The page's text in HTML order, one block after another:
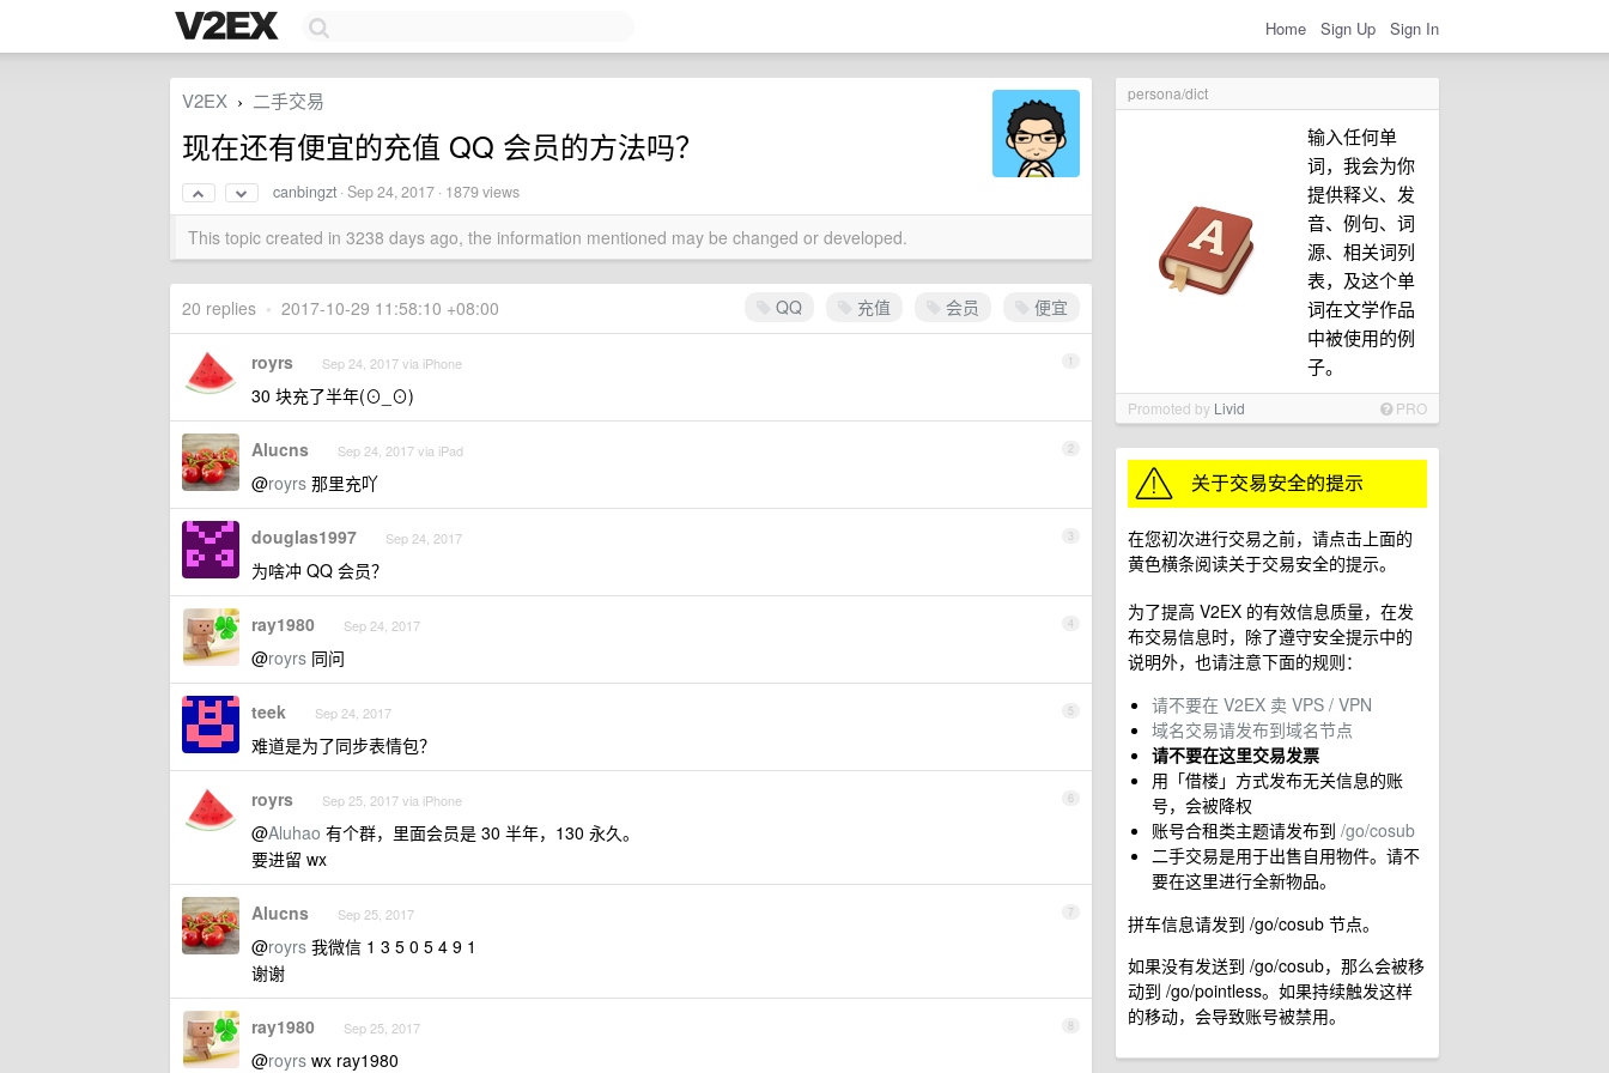
Home Sign Up Sign In
persona/dict
输入任何单
词，我会为你
提供释义、发
音、例句、词
源、相关词列
表，及这个单
词在文学作品
中被使用的例
子。
Promoted by Livid PRO
在您初次进行交易之前，请点击上面的
黄色横条阅读关于交易安全的提示。
为了提高 V2EX 的有效信息质量，在发
布交易信息时，除了遵守安全提示中的
说明外，也请注意下面的规则：
请不要在 V2EX 卖 VPS / VPN
域名交易请发布到域名节点
请不要在这里交易发票
用「借楼」方式发布无关信息的账
号，会被降权
账号合租类主题请发布到 /go/cosub
二手交易是用于出售自用物件。请不
要在这里进行全新物品。
拼车信息请发到 /go/cosub 节点。
如果没有发送到 /go/cosub，那么会被移
动到 /go/pointless。如果持续触发这样
的移动，会导致账号被禁用。
V2EX › 二手交易
现在还有便宜的充值 QQ 会员的方法吗？
canbingzt ·Sep 24, 2017 · 1879 views
This topic created in 3238 days ago, the information mentioned may be changed or developed.
QQ 充值 会员 便宜
20 replies • 2017-10-29 11:58:10 +08:00
1
royrs Sep 24, 2017 via iPhone
30 块充了半年(⊙_⊙)
2
Alucns Sep 24, 2017 via iPad
@royrs 那里充吖
3
douglas1997 Sep 24, 2017
为啥冲 QQ 会员？
4
ray1980 Sep 24, 2017
@royrs 同问
5
teek Sep 24, 2017
难道是为了同步表情包？
6
royrs Sep 25, 2017 via iPhone
@Aluhao 有个群，里面会员是 30 半年，130 永久。
要进留 wx
7
Alucns Sep 25, 2017
@royrs 我微信 1 3 5 0 5 4 9 1
谢谢
8
ray1980 Sep 25, 2017
@royrs wx ray1980